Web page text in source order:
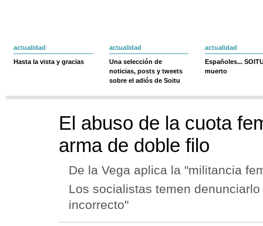
actualidad
Hasta la vista y gracias
actualidad
Una selección de
noticias, posts y tweets
sobre el adiós de Soitu
actualidad
Españoles...
muerto
El abuso de la cuota
arma de doble filo
De la Vega aplica la "militancia
Los socialistas temen
incorrecto"